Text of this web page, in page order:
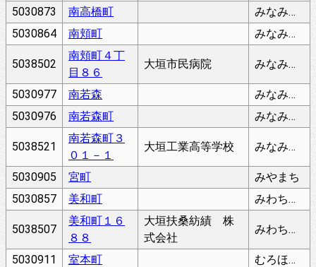
5030873
南高橋町
みなみたかはしちょう
5030864
南頬町 みなみのかわちょう
5038502
南頬町４丁
目８６
大垣市民病院 みなみのかわちょう
5030977 南若森
みなみわかもり
5030976
南若森町 みなみわかもりちょう
5038521
南若森町３
０１－１
大垣工業高等学校 みなみわかもりちょう
5030905 宮町
みやまち
5030857
美和町 みわちょう
5038507
美和町１６
８８
大垣扶桑紡績 株
式会社
みわちょう
5030911 室本町 むろほんまち